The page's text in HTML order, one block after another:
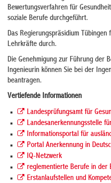
Bewertungsverfahren für
soziale Berufe durchgeführt.
Das Regierungspräsidium
Lehrkräfte durch.
Die Genehmigung zur Führung der
Ingenieurin können Sie bei der
beantragen.
Vertiefende Informationen
Landesprüfungsamt für
Landesanerkennungsstelle
Informationsportal für
Portal Anerkennung in
IQ-Netzwerk
reglementierte Berufe in der
Erstanlaufstellen und